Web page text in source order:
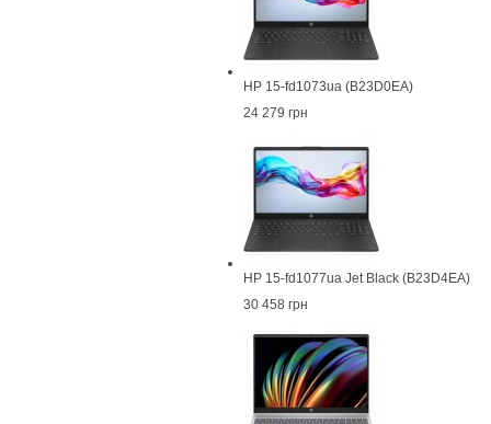
HP 15-fd1073ua (B23D0EA)
24 279 грн
HP 15-fd1077ua Jet Black (B23D4EA)
30 458 грн